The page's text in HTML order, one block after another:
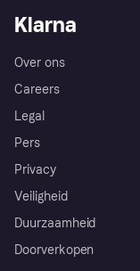
Klarna
Over ons
Careers
Legal
Pers
Privacy
Veiligheid
Duurzaamheid
Doorverkopen